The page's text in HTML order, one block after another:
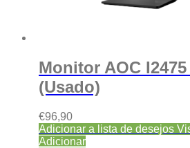
Monitor AOC I2475
(Usado)
€96,90
Adicionar a lista de desejos
Adicionar